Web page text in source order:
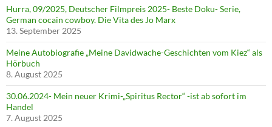
Hurra, 09/2025, Deutscher Filmpreis 2025- Beste Doku- Serie,
German cocain cowboy. Die Vita des Jo Marx
13. September 2025
Meine Autobiografie „Meine Davidwache-Geschichten vom Kiez“ als
Hörbuch
8. August 2025
30.06.2024- Mein neuer Krimi-„Spiritus Rector“ -ist ab sofort im
Handel
7. August 2025